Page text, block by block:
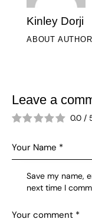
Kinley Dorji
ABOUT AUTHOR
Leave a
0.0 /
Save my name,
next time I